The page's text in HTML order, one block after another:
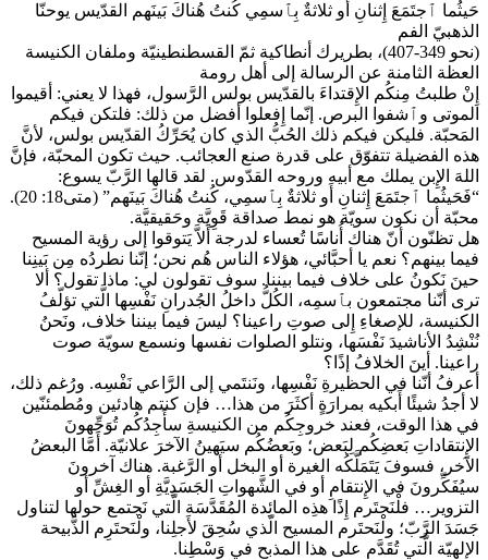
حَيثُما ٱجتَمَعَ إِثنانِ أَو ثلاثةٌ بِٱسمِي كُنتُ هُناكَ بَينَهم القدّيس يوحنّا
الذهبيّ الفم
(نحو 349-407)، بطريرك أنطاكية ثمّ القسطنطينيّة وملفان الكنيسة
العظة الثامنة عن الرسالة إلى أهل رومة
إِنْ طلبتُ مِنكُم الإِقتداءَ بالقدّيس بولس الرَّسول، فهذا لا يعني: أقيموا
الموتى وٱشفوا البرص. إنّما إِفعلوا أفضل من ذلك: فلتكن فيكم
المَحبّة. فليكن فيكم ذلك الحُبُّ الذي كان يُحَرِّكُ القدّيس بولس، لأنَّ
هذه الفضيلة تتفوّق على قدرة صنع العجائب. حيث تكون المحبّة، فإنَّ
اللهَ الإِبن يملك مع أبيه وروحه القدّوس. لقد قالها الرَّبّ يسوع:
“فَحَيثُما ٱجتَمَعَ إِثنانِ أَو ثلاثةٌ بِٱسمِي، كُنتُ هُناكَ بَينَهم” (متى18: 20).
محبّة أن نكون سويّة هو نمط صداقة قَوِيَّة وحَقيقيَّة.
هل تظنّون أنّ هناك أُناسًا تُعساء لدرجة أَلاَّ يَتوقوا إلى رؤية المسيح
فيما بينهم؟ نعم يا أحبَّائي، هؤلاء الناس هُم نحن؛ إنّنا نطردُه مِن بَينِنا
حينَ نَكونُ على خلاف فيما بيننا. سوف تقولون لي: ماذا تقول؟ ألا
ترى أنّنا مجتمعون بٱسمِه، الكُلُّ داخلُ الجُدرانِ نَفْسِها الَّتي تؤلّفُ
الكنيسة، للإصغاءِ إِلى صوتِ راعينا؟ ليسَ فيما بيننا خلاف، ونَحنُ
نُنْشِدُ الأناشيدَ نَفْسَها، ونتلو الصلوات نفسها ونسمع سويّة صوت
راعينا. أينَ الخلافُ إذًا؟
أعرفُ أنّنا في الحظيرةِ نَفْسِها، ونَنتَمي إلى الرَّاعي نَفْسِه. ورُغم ذلك،
لا أجدُ شيئًا أَبكيه بمرارَةٍ أكثَرَ من هذا… فإن كنتم هادئين ومُطمئنّين
في هذا الوقت، فعند خروجِكُم من الكنيسةِ سأَجِدُكُم تُوَجِّهونَ
الإِنتقاداتِ بَعضِكُم لِبَعض؛ وبَعضُكُم سيَهينُ الآخرَ علانيّة. أَمَّا البعضُ
الآخر، فسوفَ يَتَمَلَّكُه الغيرة أو البخل أو الرَّغبة. هناك آخرونَ
سيُفَكِّرونَ في الإِنتقامِ أو في الشَّهواتِ الجَسَدِيَّةِ أو الغِشِّ أو
التزوير… فلْنَحتَرم إِذًا هذِه المائِدة المُقَدَّسَة الَّتي نَجتمع حولها لتناول
جَسَدَ الرَّبّ؛ ولْنَحتَرم المسيح الّذي سُحِقَ لأَجلِنا، ولْنَحتَرِم الذَّبيحة
الإلهيّة الَّتي تُقَدَّم على هذا المذبح في وَسْطِنا.